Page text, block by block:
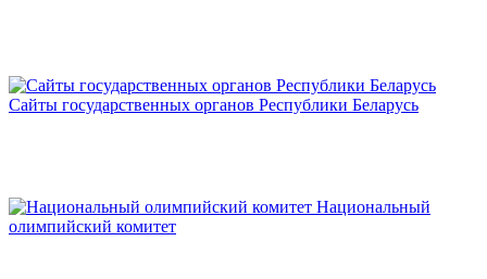
Сайты государственных органов Республики Беларусь
Национальный
олимпийский комитет